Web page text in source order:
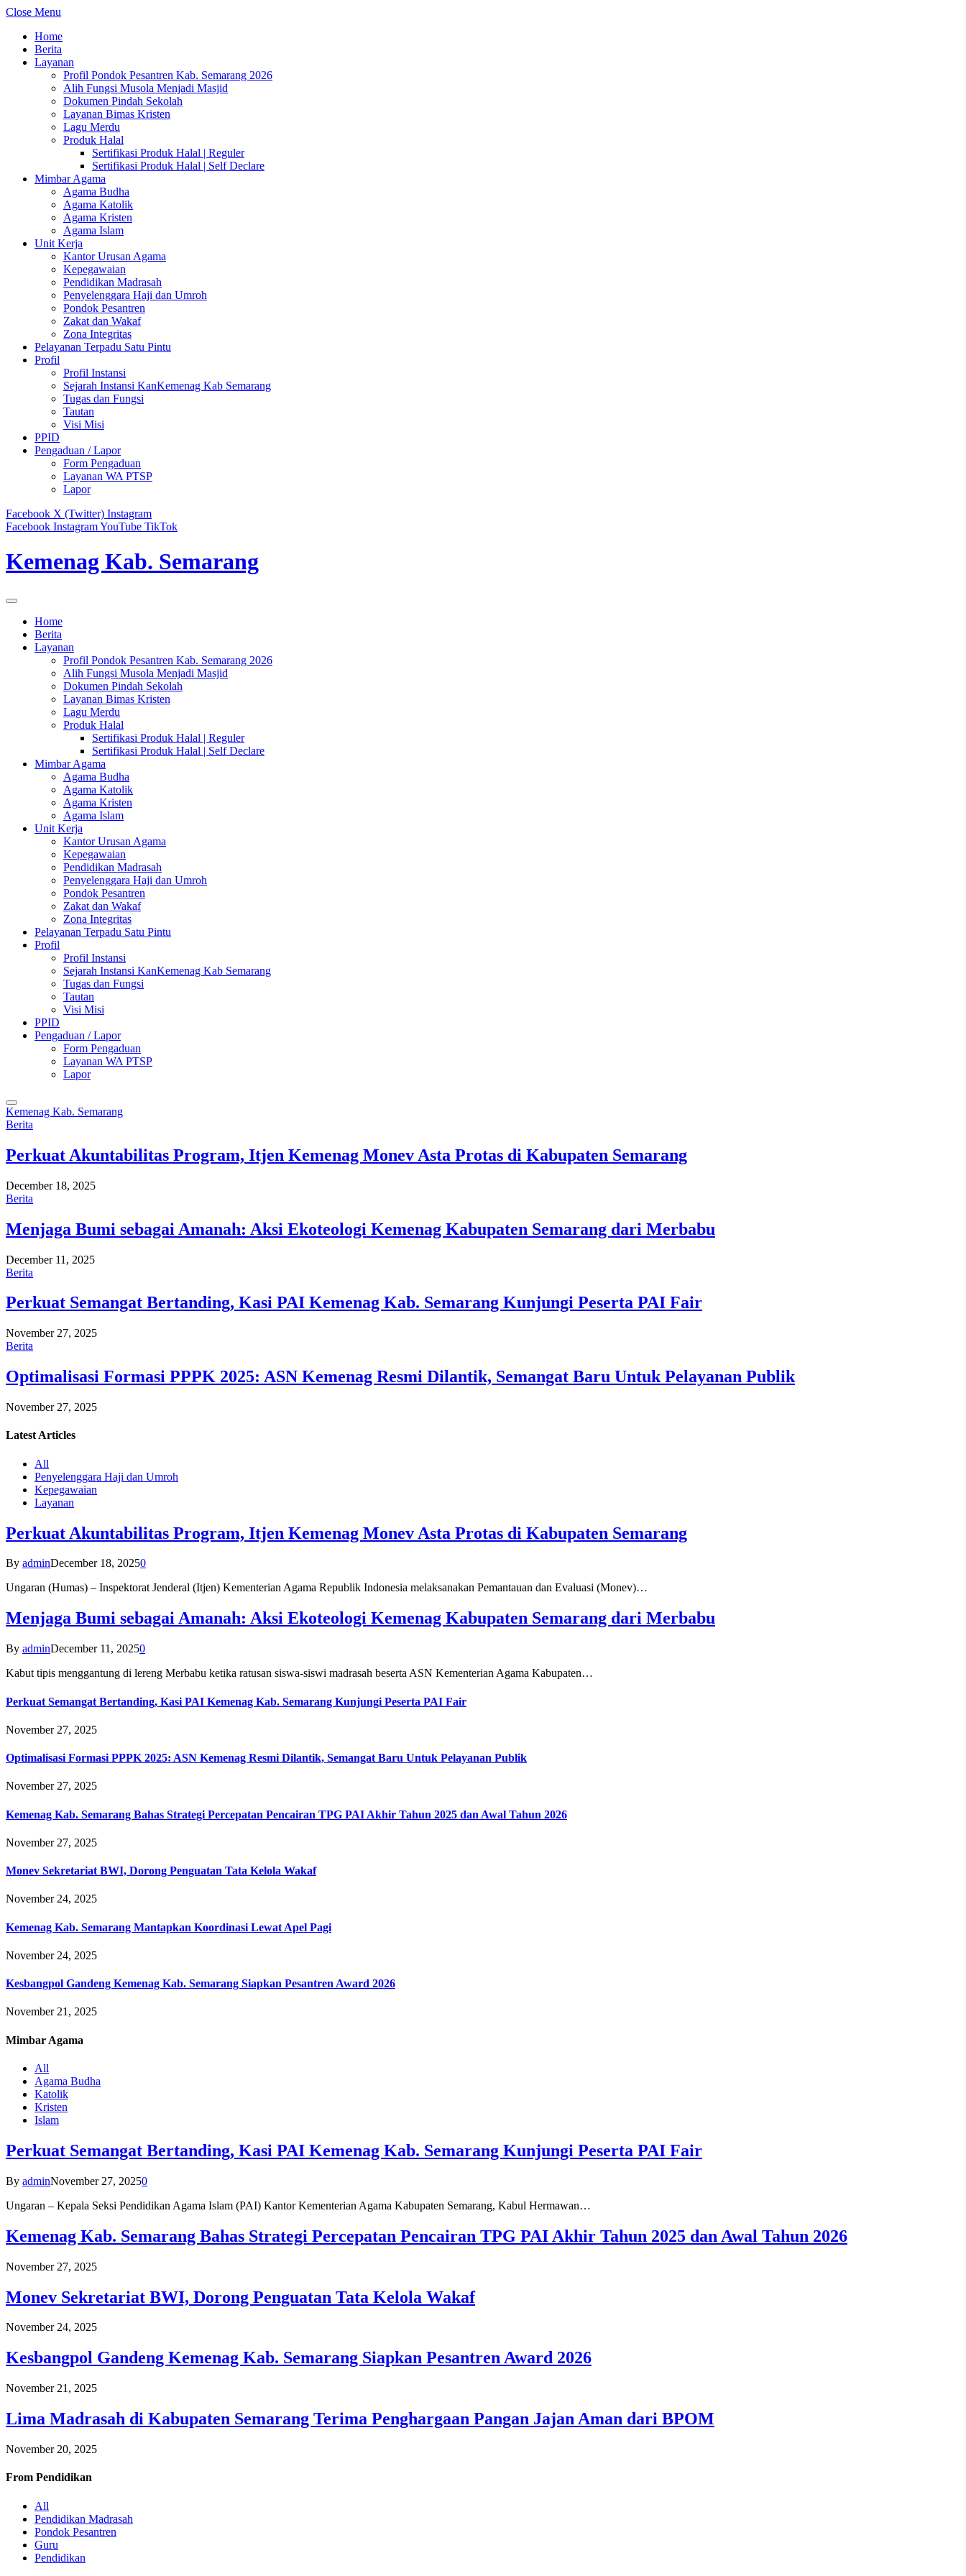
Close Menu
Home
Berita
Layanan
Profil Pondok Pesantren Kab. Semarang 2026
Alih Fungsi Musola Menjadi Masjid
Dokumen Pindah Sekolah
Layanan Bimas Kristen
Lagu Merdu
Produk Halal
Sertifikasi Produk Halal | Reguler
Sertifikasi Produk Halal | Self Declare
Mimbar Agama
Agama Budha
Agama Katolik
Agama Kristen
Agama Islam
Unit Kerja
Kantor Urusan Agama
Kepegawaian
Pendidikan Madrasah
Penyelenggara Haji dan Umroh
Pondok Pesantren
Zakat dan Wakaf
Zona Integritas
Pelayanan Terpadu Satu Pintu
Profil
Profil Instansi
Sejarah Instansi KanKemenag Kab Semarang
Tugas dan Fungsi
Tautan
Visi Misi
PPID
Pengaduan / Lapor
Form Pengaduan
Layanan WA PTSP
Lapor
Facebook X (Twitter) Instagram
Facebook InstagramYouTube TikTok
Kemenag Kab. Semarang
Home
Berita
Layanan
Profil Pondok Pesantren Kab. Semarang 2026
Alih Fungsi Musola Menjadi Masjid
Dokumen Pindah Sekolah
Layanan Bimas Kristen
Lagu Merdu
Produk Halal
Sertifikasi Produk Halal | Reguler
Sertifikasi Produk Halal | Self Declare
Mimbar Agama
Agama Budha
Agama Katolik
Agama Kristen
Agama Islam
Unit Kerja
Kantor Urusan Agama
Kepegawaian
Pendidikan Madrasah
Penyelenggara Haji dan Umroh
Pondok Pesantren
Zakat dan Wakaf
Zona Integritas
Pelayanan Terpadu Satu Pintu
Profil
Profil Instansi
Sejarah Instansi KanKemenag Kab Semarang
Tugas dan Fungsi
Tautan
Visi Misi
PPID
Pengaduan / Lapor
Form Pengaduan
Layanan WA PTSP
Lapor
Kemenag Kab. Semarang
Berita
Perkuat Akuntabilitas Program, Itjen Kemenag Monev Asta Protas di Kabupaten Semarang
December 18, 2025
Berita
Menjaga Bumi sebagai Amanah: Aksi Ekoteologi Kemenag Kabupaten Semarang dari Merbabu
December 11, 2025
Berita
Perkuat Semangat Bertanding, Kasi PAI Kemenag Kab. Semarang Kunjungi Peserta PAI Fair
November 27, 2025
Berita
Optimalisasi Formasi PPPK 2025: ASN Kemenag Resmi Dilantik, Semangat Baru Untuk Pelayanan Publik
November 27, 2025
Latest Articles
All
Penyelenggara Haji dan Umroh
Kepegawaian
Layanan
Perkuat Akuntabilitas Program, Itjen Kemenag Monev Asta Protas di Kabupaten Semarang
By adminDecember 18, 20250
Ungaran (Humas) – Inspektorat Jenderal (Itjen) Kementerian Agama Republik Indonesia melaksanakan Pemantauan dan Evaluasi (Monev)…
Menjaga Bumi sebagai Amanah: Aksi Ekoteologi Kemenag Kabupaten Semarang dari Merbabu
By adminDecember 11, 20250
Kabut tipis menggantung di lereng Merbabu ketika ratusan siswa-siswi madrasah beserta ASN Kementerian Agama Kabupaten…
Perkuat Semangat Bertanding, Kasi PAI Kemenag Kab. Semarang Kunjungi Peserta PAI Fair
November 27, 2025
Optimalisasi Formasi PPPK 2025: ASN Kemenag Resmi Dilantik, Semangat Baru Untuk Pelayanan Publik
November 27, 2025
Kemenag Kab. Semarang Bahas Strategi Percepatan Pencairan TPG PAI Akhir Tahun 2025 dan Awal Tahun 2026
November 27, 2025
Monev Sekretariat BWI, Dorong Penguatan Tata Kelola Wakaf
November 24, 2025
Kemenag Kab. Semarang Mantapkan Koordinasi Lewat Apel Pagi
November 24, 2025
Kesbangpol Gandeng Kemenag Kab. Semarang Siapkan Pesantren Award 2026
November 21, 2025
Mimbar Agama
All
Agama Budha
Katolik
Kristen
Islam
Perkuat Semangat Bertanding, Kasi PAI Kemenag Kab. Semarang Kunjungi Peserta PAI Fair
By adminNovember 27, 20250
Ungaran – Kepala Seksi Pendidikan Agama Islam (PAI) Kantor Kementerian Agama Kabupaten Semarang, Kabul Hermawan…
Kemenag Kab. Semarang Bahas Strategi Percepatan Pencairan TPG PAI Akhir Tahun 2025 dan Awal Tahun 2026
November 27, 2025
Monev Sekretariat BWI, Dorong Penguatan Tata Kelola Wakaf
November 24, 2025
Kesbangpol Gandeng Kemenag Kab. Semarang Siapkan Pesantren Award 2026
November 21, 2025
Lima Madrasah di Kabupaten Semarang Terima Penghargaan Pangan Jajan Aman dari BPOM
November 20, 2025
From Pendidikan
All
Pendidikan Madrasah
Pondok Pesantren
Guru
Pendidikan